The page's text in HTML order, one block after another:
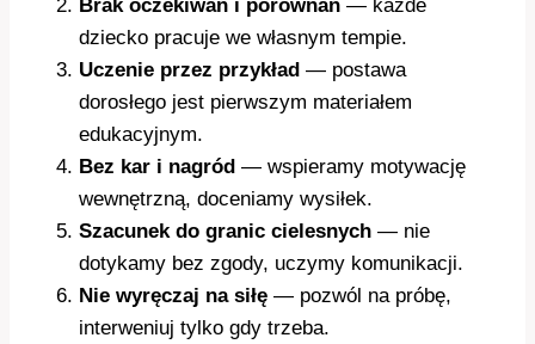
Brak oczekiwań i porównań — każde
dziecko pracuje we własnym tempie.
Uczenie przez przykład — postawa
dorosłego jest pierwszym materiałem
edukacyjnym.
Bez kar i nagród — wspieramy motywację
wewnętrzną, doceniamy wysiłek.
Szacunek do granic cielesnych — nie
dotykamy bez zgody, uczymy komunikacji.
Nie wyręczaj na siłę — pozwól na próbę,
interweniuj tylko gdy trzeba.